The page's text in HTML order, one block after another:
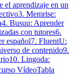
el aprendizaje en un
3. Memrise:
4. Busuu: Aprender
con tutores6.
español7. FluentU:
de contenido9.
10. Lingoda:
VídeoTabla